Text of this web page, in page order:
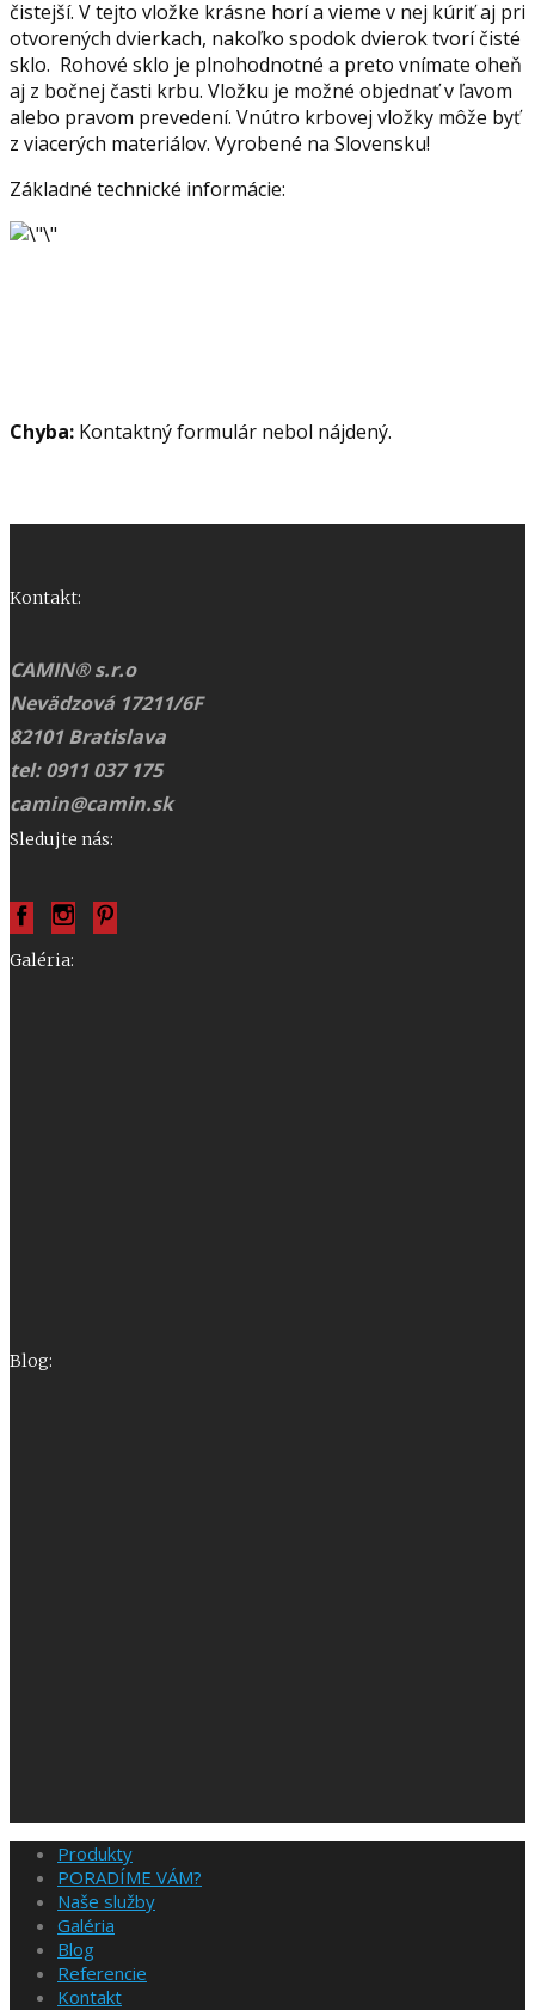
čistejší. V tejto vložke krásne horí a vieme v nej kúriť aj pri
otvorených dvierkach, nakoľko spodok dvierok tvorí čisté
sklo. Rohové sklo je plnohodnotné a preto vnímate oheň
aj z bočnej časti krbu. Vložku je možné objednať v ľavom
alebo pravom prevedení. Vnútro krbovej vložky môže byť
z viacerých materiálov. Vyrobené na Slovensku!
Základné technické informácie:
Chyba: Kontaktný formulár nebol nájdený.
Kontakt:
CAMIN® s.r.o
Nevädzová 17211/6F
82101 Bratislava
tel: 0911 037 175
camin@camin.sk
Sledujte nás:
Galéria:
Blog:
Produkty
PORADÍME VÁM?
Naše služby
Galéria
Blog
Referencie
Kontakt